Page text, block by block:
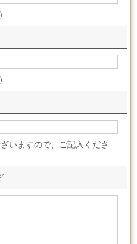
いますので、ご記入くださ